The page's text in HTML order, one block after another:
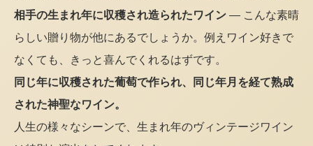
相手の生まれ年に収穫され造られたワイン — こんな素晴
らしい贈り物が他にあるでしょうか。例えワイン好きで
なくても、きっと喜んでくれるはずです。
同じ年に収穫された葡萄で作られ、同じ年月を経て熟成
された神聖なワイン。
人生の様々なシーンで、生まれ年のヴィンテージワイン